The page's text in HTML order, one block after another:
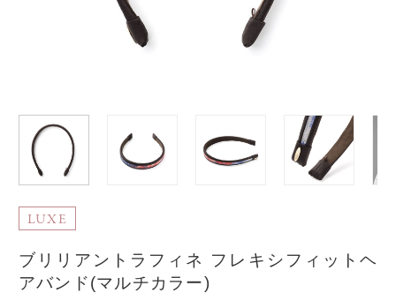
LUXE
ブリリアントラフィネ フレキシフィットヘ
アバンド(マルチカラー)